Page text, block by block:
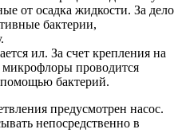
от осадка жидкости. За дело
бактерии,
ил. За счет крепления на
микрофлоры проводится
помощью бактерий.
предусмотрен насос.
непосредственно в